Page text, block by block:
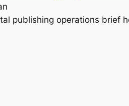
publishing operations brief